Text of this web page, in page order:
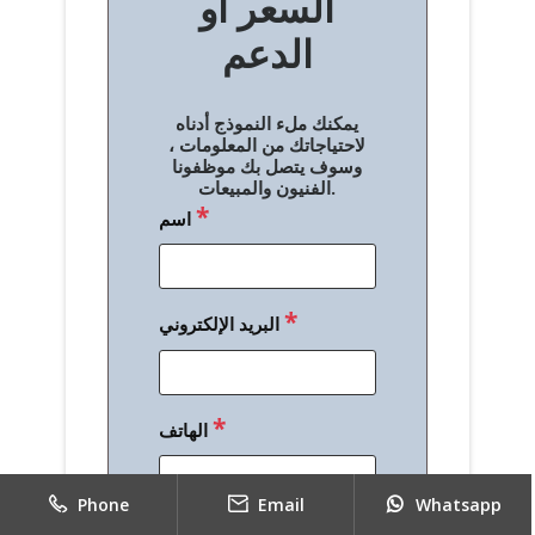
الدعم
يمكنك ملء النموذج أدناه
لاحتياجاتك من المعلومات ،
وسوف يتصل بك موظفونا
الفنيون والمبيعات.
اسم*
البريد الإلكتروني*
الهاتف*
Phone Email Whatsapp